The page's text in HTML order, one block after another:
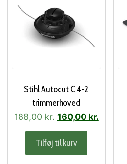
Stihl Autocut C 4-2
trimmerhoved
188,00kr. Den
oprindelige
pris
var:
160,00 kr.Den
Tilføj til kurv